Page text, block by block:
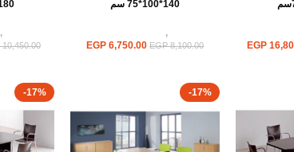
EGP
140*100*75 سم
ترابيزات,
EGP8,100.00
EGP 6,750.00
ترابيزات
10,450.00
-17%
-17%